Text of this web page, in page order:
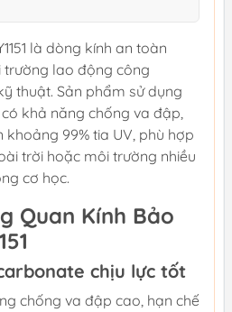
là dòng kính an toàn
trường lao động công
thuật. Sản phẩm sử dụng
khả năng chống va đập,
99% tia UV, phù hợp
trời hoặc môi trường nhiều
cơ học.
Quan Kính Bảo
chịu lực tốt
chống va đập cao, hạn chế